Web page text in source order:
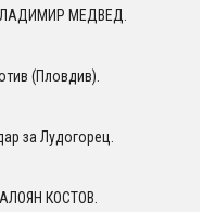
МЕДВЕД.
(Пловдив).
за Лудогорец.
КОСТОВ.